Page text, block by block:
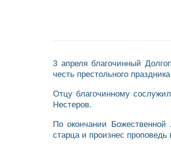
3 апреля благочинный
честь престольного
Отцу благочинному
Нестеров.
По окончании
старца и произнес проповедь